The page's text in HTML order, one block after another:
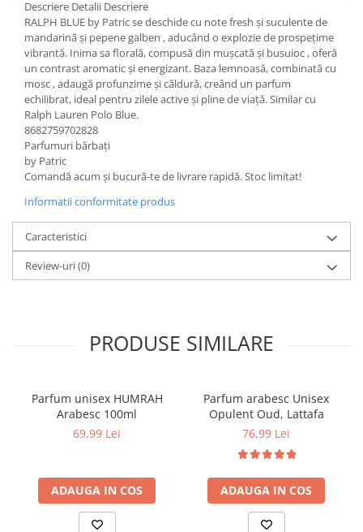
Descriere Detalii Descriere
RALPH BLUE by Patric se deschide cu note fresh și suculente de
mandarină și pepene galben , aducând o explozie de prospețime
vibrantă. Inima sa florală, compusă din mușcată și busuioc , oferă
un contrast aromatic și energizant. Baza lemnoasă, combinată cu
mosc , adaugă profunzime și căldură, creând un parfum
echilibrat, ideal pentru zilele active și pline de viață. Similar cu
Ralph Lauren Polo Blue.
8682759702828
Parfumuri bărbați
by Patric
Comandă acum și bucură-te de livrare rapidă. Stoc limitat!
Informatii conformitate produs
Caracteristici
Review-uri(0)
PRODUSE SIMILARE
Parfum unisex HUMRAH
Arabesc 100ml
69,99 Lei
ADAUGA IN COS
Parfum arabesc Unisex
Opulent Oud, Lattafa
76,99 Lei
ADAUGA IN COS